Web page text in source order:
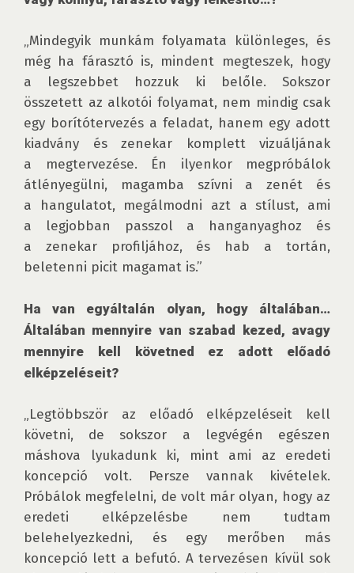
„Mindegyik munkám folyamata különleges, és
még ha fárasztó is, mindent megteszek, hogy
a legszebbet hozzuk ki belőle. Sokszor
összetett az alkotói folyamat, nem mindig csak
egy borítótervezés a feladat, hanem egy adott
kiadvány és zenekar komplett vizuáljának
a megtervezése. Én ilyenkor megpróbálok
átlényegülni, magamba szívni a zenét és
a hangulatot, megálmodni azt a stílust, ami
a legjobban passzol a hanganyaghoz és
a zenekar profiljához, és hab a tortán,
beletenni picit magamat is.”
Ha van egyáltalán olyan, hogy általában…
Általában mennyire van szabad kezed, avagy
mennyire kell követned ez adott előadó
elképzeléseit?
„Legtöbbször az előadó elképzeléseit kell
követni, de sokszor a legvégén egészen
máshova lyukadunk ki, mint ami az eredeti
koncepció volt. Persze vannak kivételek.
Próbálok megfelelni, de volt már olyan, hogy az
eredeti elképzelésbe nem tudtam
belehelyezkedni, és egy merőben más
koncepció lett a befutó. A tervezésen kívül sok